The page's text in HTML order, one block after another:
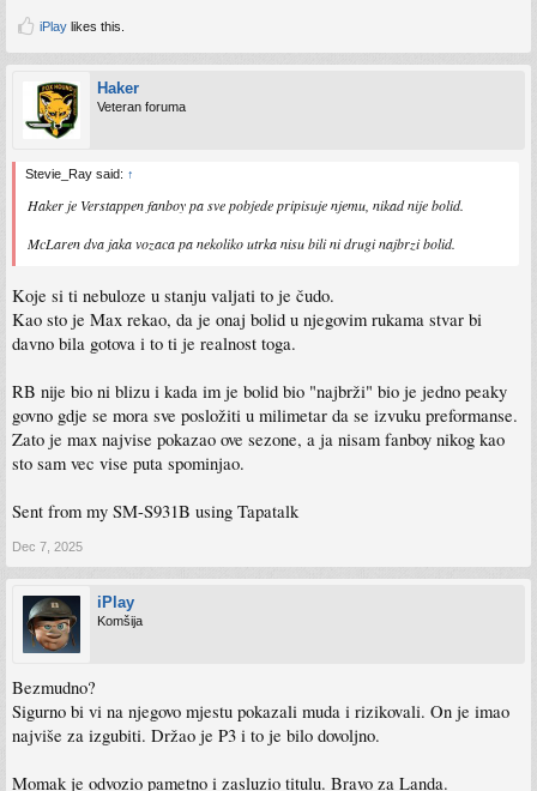
iPlay likes this.
Haker
Veteran foruma
Stevie_Ray said: ↑
Haker je Verstappen fanboy pa sve pobjede pripisuje njemu, nikad nije bolid.
McLaren dva jaka vozaca pa nekoliko utrka nisu bili ni drugi najbrzi bolid.
Koje si ti nebuloze u stanju valjati to je čudo.
Kao sto je Max rekao, da je onaj bolid u njegovim rukama stvar bi
davno bila gotova i to ti je realnost toga.
RB nije bio ni blizu i kada im je bolid bio "najbrži" bio je jedno peaky
govno gdje se mora sve posložiti u milimetar da se izvuku preformanse.
Zato je max najvise pokazao ove sezone, a ja nisam fanboy nikog kao
sto sam vec vise puta spominjao.
Sent from my SM-S931B using Tapatalk
Dec 7, 2025
iPlay
Komšija
Bezmudno?
Sigurno bi vi na njegovo mjestu pokazali muda i rizikovali. On je imao
najviše za izgubiti. Držao je P3 i to je bilo dovoljno.
Momak je odvozio pametno i zasluzio titulu. Bravo za Landa.